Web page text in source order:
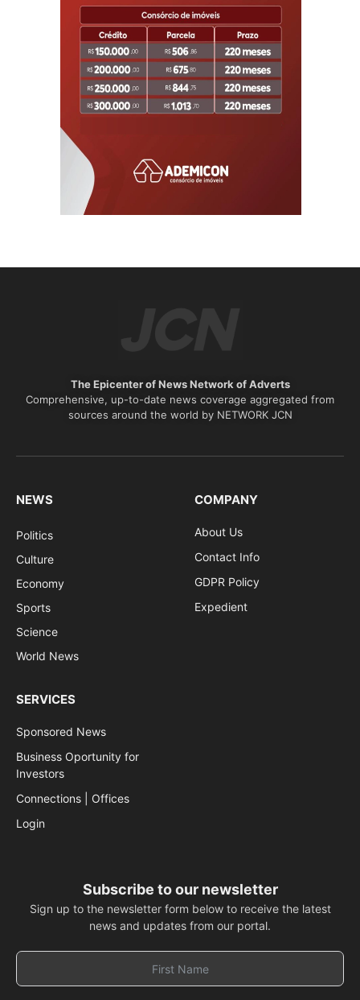
The Epicenter of News Network of Adverts
Comprehensive, up-to-date news coverage aggregated from
sources around the world by NETWORK JCN
NEWS
Politics
Culture
Economy
Sports
Science
World News
COMPANY
About Us
Contact Info
GDPR Policy
Expedient
SERVICES
Sponsored News
Business Oportunity for
Investors
Connections | Offices
Login
Subscribe to our newsletter
Sign up to the newsletter form below to receive the latest
news and updates from our portal.